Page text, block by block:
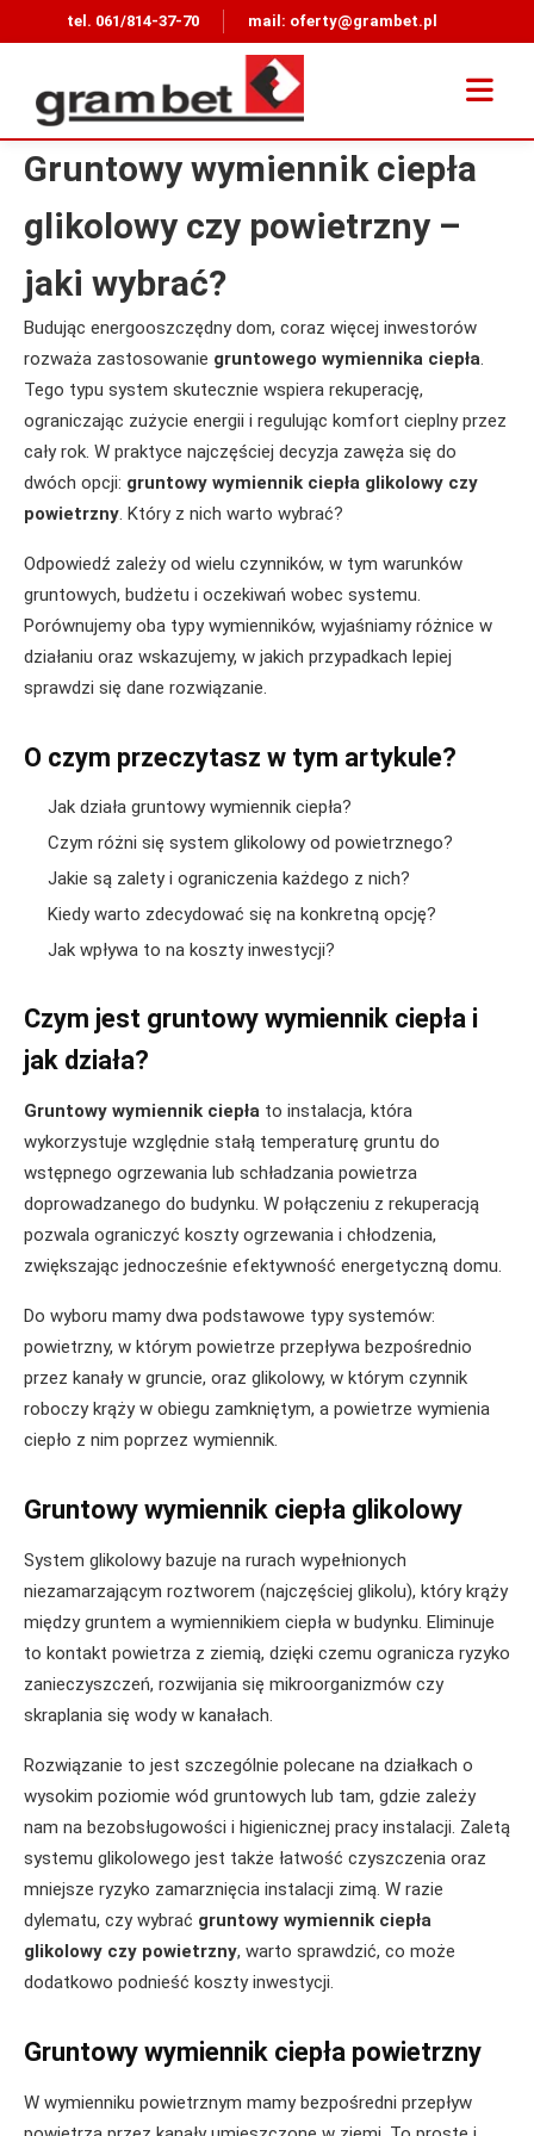
tel. 061/814-37-70 mail: oferty@grambet.pl
Gruntowy wymiennik ciepła
glikolowy czy powietrzny –
jaki wybrać?
Budując energooszczędny dom, coraz więcej inwestorów
rozważa zastosowanie gruntowego wymiennika ciepła.
Tego typu system skutecznie wspiera rekuperację,
ograniczając zużycie energii i regulując komfort cieplny przez
cały rok. W praktyce najczęściej decyzja zawęża się do
dwóch opcji: gruntowy wymiennik ciepła glikolowy czy
powietrzny. Który z nich warto wybrać?
Odpowiedź zależy od wielu czynników, w tym warunków
gruntowych, budżetu i oczekiwań wobec systemu.
Porównujemy oba typy wymienników, wyjaśniamy różnice w
działaniu oraz wskazujemy, w jakich przypadkach lepiej
sprawdzi się dane rozwiązanie.
O czym przeczytasz w tym artykule?
Jak działa gruntowy wymiennik ciepła?
Czym różni się system glikolowy od powietrznego?
Jakie są zalety i ograniczenia każdego z nich?
Kiedy warto zdecydować się na konkretną opcję?
Jak wpływa to na koszty inwestycji?
Czym jest gruntowy wymiennik ciepła i
jak działa?
Gruntowy wymiennik ciepła to instalacja, która
wykorzystuje względnie stałą temperaturę gruntu do
wstępnego ogrzewania lub schładzania powietrza
doprowadzanego do budynku. W połączeniu z rekuperacją
pozwala ograniczyć koszty ogrzewania i chłodzenia,
zwiększając jednocześnie efektywność energetyczną domu.
Do wyboru mamy dwa podstawowe typy systemów:
powietrzny, w którym powietrze przepływa bezpośrednio
przez kanały w gruncie, oraz glikolowy, w którym czynnik
roboczy krąży w obiegu zamkniętym, a powietrze wymienia
ciepło z nim poprzez wymiennik.
Gruntowy wymiennik ciepła glikolowy
System glikolowy bazuje na rurach wypełnionych
niezamarzającym roztworem (najczęściej glikolu), który krąży
między gruntem a wymiennikiem ciepła w budynku. Eliminuje
to kontakt powietrza z ziemią, dzięki czemu ogranicza ryzyko
zanieczyszczeń, rozwijania się mikroorganizmów czy
skraplania się wody w kanałach.
Rozwiązanie to jest szczególnie polecane na działkach o
wysokim poziomie wód gruntowych lub tam, gdzie zależy
nam na bezobsługowości i higienicznej pracy instalacji. Zaletą
systemu glikolowego jest także łatwość czyszczenia oraz
mniejsze ryzyko zamarznięcia instalacji zimą. W razie
dylematu, czy wybrać gruntowy wymiennik ciepła
glikolowy czy powietrzny, warto sprawdzić, co może
dodatkowo podnieść koszty inwestycji.
Gruntowy wymiennik ciepła powietrzny
W wymienniku powietrznym mamy bezpośredni przepływ